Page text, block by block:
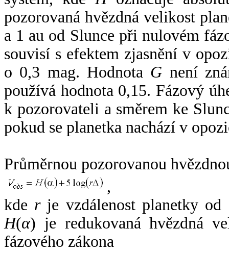
pozorovaná hvězdná velikost
a 1 au od Slunce při nulovém
souvisí s efektem zjasnění v
o 0,3 mag. Hodnota G není
používá hodnota 0,15. Fázový
k pozorovateli a směrem ke
pokud se planetka nachází v
Průměrnou pozorovanou
,
kde rje vzdálenost planetky od
H(α) je redukovaná hvězdná
fázového zákona